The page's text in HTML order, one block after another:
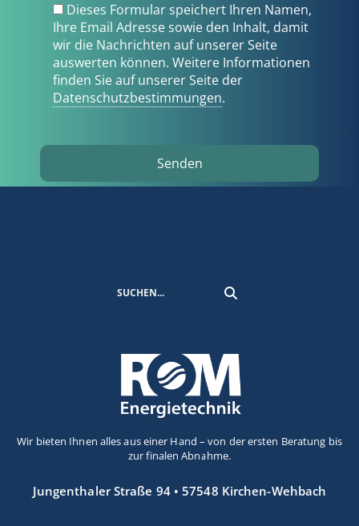
Dieses Formular speichert Ihren Namen,
Ihre Email Adresse sowie den Inhalt, damit
wir die Nachrichten auf unserer Seite
auswerten können. Weitere Informationen
finden Sie auf unserer Seite der
Datenschutzbestimmungen.
Wir bieten Ihnen alles aus einer Hand – von der ersten Beratung bis
zur finalen Abnahme.
Jungenthaler Straße 94 • 57548 Kirchen-Wehbach